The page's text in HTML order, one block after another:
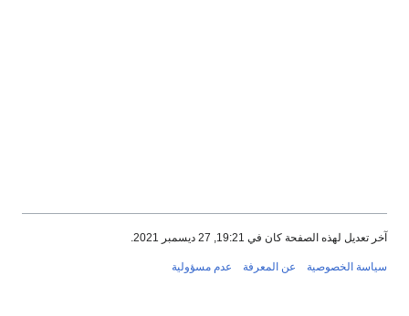
آخر تعديل لهذه الصفحة كان في 19:21, 27 ديسمبر 2021.
سياسة الخصوصية عن المعرفة عدم مسؤولية